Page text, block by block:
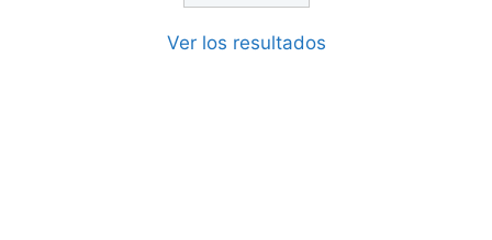
Ver los resultados